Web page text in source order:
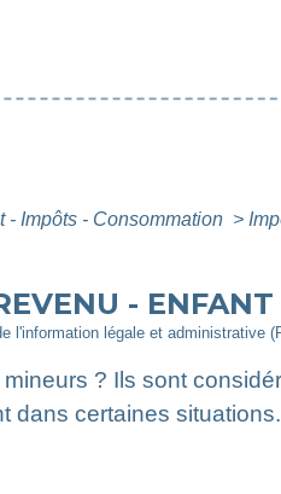
- Impôts - Consommation >
-
l'information légale et administrative
? Ils sont
dans certaines